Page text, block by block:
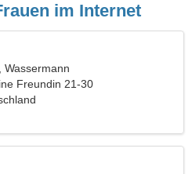
im Internet
Wassermann
Freundin 21-30